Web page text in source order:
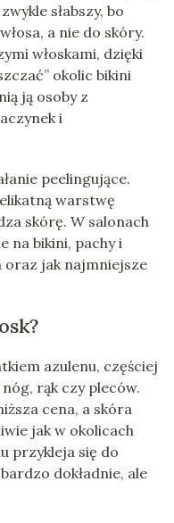
słabszy, bo
a nie do skóry.
włoskami, dzięki
okolic bikini
ją osoby z
i
peelingujące.
warstwę
skórę. W salonach
na bikini, pachy i
oraz jak najmniejsze
azulenu, częściej
rąk czy pleców.
cena, a skóra
jak w okolicach
przykleja się do
dokładnie, ale